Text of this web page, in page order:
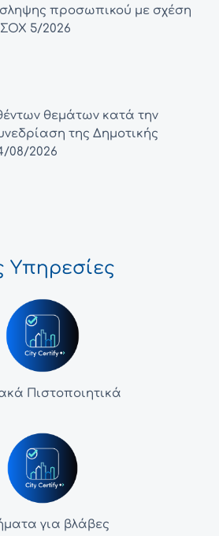
προσωπικού με σχέση
5/2026
θεμάτων κατά την
της Δημοτικής
08/2026
Υπηρεσίες
Πιστοποιητικά
για βλάβες